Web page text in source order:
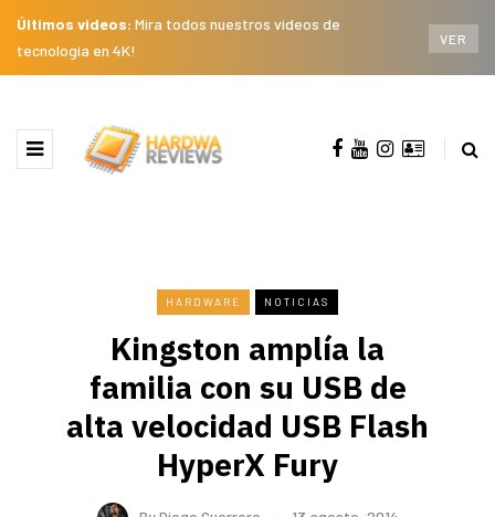
Últimos videos: Mira todos nuestros videos de
tecnología en 4K!
VER
HARDWARE NOTICIAS
Kingston amplía la
familia con su USB de
alta velocidad USB Flash
HyperX Fury